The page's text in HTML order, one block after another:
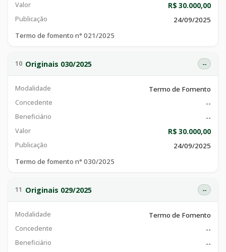
Valor R$ 30.000,00
Publicação
24/09/2025
Termo de fomento n° 021/2025
10 Originais 030/2025 --
Modalidade Termo de Fomento
Concedente --
Beneficiário --
Valor R$ 30.000,00
Publicação
24/09/2025
Termo de fomento n° 030/2025
11 Originais 029/2025 --
Modalidade Termo de Fomento
Concedente --
Beneficiário --